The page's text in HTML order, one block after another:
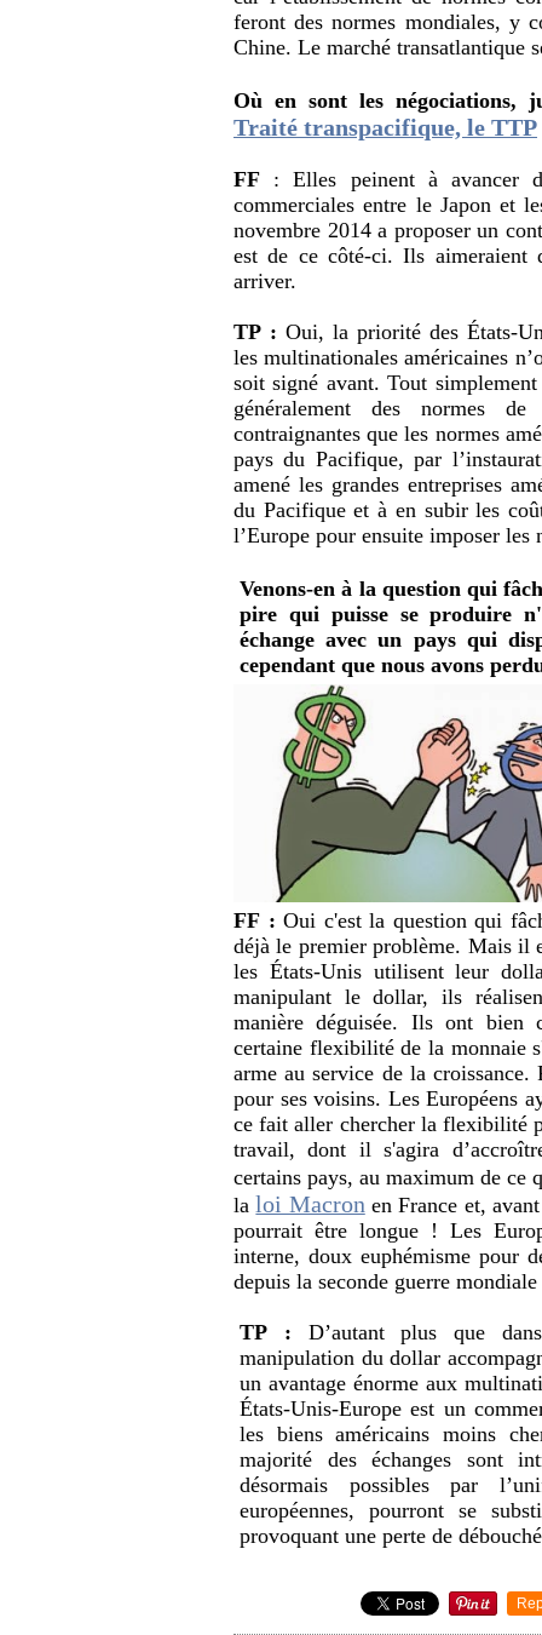
feront des normes mondiales, y
Chine. Le marché transatlantique
Où en sont les négociations,
Traité transpacifique, le TTP
FF : Elles peinent à avancer
commerciales entre le Japon et
novembre 2014 a proposer un
est de ce côté-ci. Ils aimeraient
arriver.
TP : Oui, la priorité des États-
les multinationales américaines
soit signé avant. Tout
généralement des normes
contraignantes que les normes
pays du Pacifique, par
amené les grandes entreprises
du Pacifique et à en subir les
l’Europe pour ensuite imposer
Venons-en à la question qui
pire qui puisse se produire
échange avec un pays qui
cependant que nous avons
FF : Oui c'est la question qui
déjà le premier problème. Mais il
les États-Unis utilisent leur
manipulant le dollar, ils
manière déguisée. Ils ont bien
certaine flexibilité de la monnaie
arme au service de la
pour ses voisins. Les Européens
ce fait aller chercher la flexibilité
travail, dont il s'agira
certains pays, au maximum de ce
laloi Macron en France et,
pourrait être longue ! Les
interne, doux euphémisme pour
depuis la seconde guerre
TP : D’autant plus que
manipulation du dollar
un avantage énorme aux
États-Unis-Europe est un
les biens américains moins
majorité des échanges sont
désormais possibles par
européennes, pourront se
provoquant une perte de